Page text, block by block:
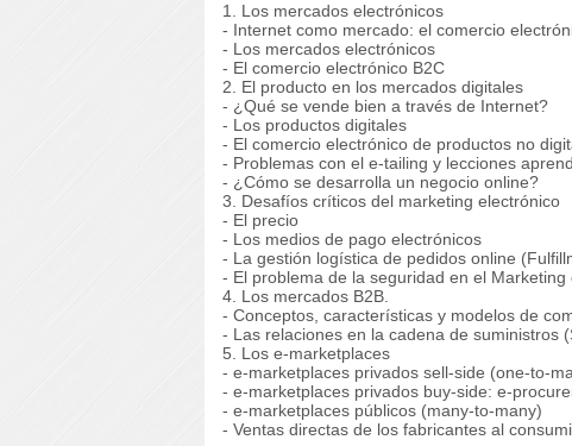
1. Los mercados electrónicos
- Internet como mercado: el comercio
- Los mercados electrónicos
- El comercio electrónico B2C
2. El producto en los mercados digitales
- ¿Qué se vende bien a través de Internet?
- Los productos digitales
- El comercio electrónico de productos no
- Problemas con el e-tailing y lecciones
- ¿Cómo se desarrolla un negocio online?
3. Desafíos críticos del marketing electrónico
- El precio
- Los medios de pago electrónicos
- La gestión logística de pedidos online
- El problema de la seguridad en el Marketing
4. Los mercados B2B.
- Conceptos, características y modelos de
- Las relaciones en la cadena de suministros
5. Los e-marketplaces
- e-marketplaces privados sell-side (one-to-
- e-marketplaces privados buy-side: e-
- e-marketplaces públicos (many-to-many)
- Ventas directas de los fabricantes al